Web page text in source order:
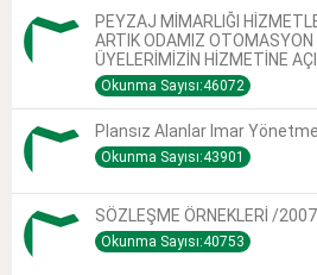
PEYZAJ MİMARLIĞI
ARTIK ODAMIZ OTOMASYON
ÜYELERİMİZİN HİZMETİNE
Okunma Sayısı:46072
Plansız Alanlar Imar
Okunma Sayısı:43901
SÖZLEŞME ÖRNEKLERİ /2007
Okunma Sayısı:40753